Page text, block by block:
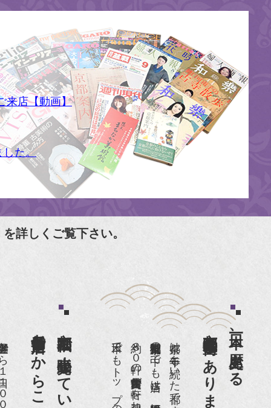
来店【動画】
した。
を詳しくご覧下さい。
日本一、歴史ある
京都祇園骨董街にあります。
京都は千年も続いた都です。
約８０軒の古美術骨董商が軒を連ねる、
京都祇園で小売販売している